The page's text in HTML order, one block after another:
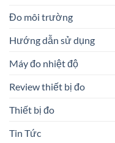
Đo môi trường
Hướng dẫn sử dụng
Máy đo nhiệt độ
Review thiết bị đo
Thiết bị đo
Tin Tức